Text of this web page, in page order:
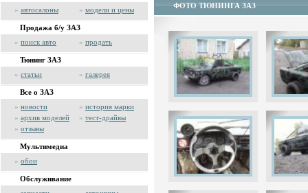
» автосалоны » модели и цены
Продажа б/у ЗАЗ
» поиск авто » продать
Тюнинг ЗАЗ
» статьи » галерея
Все о ЗАЗ
» новости » история марки
» архив моделей » тест-драйвы
» отзывы
Мультимедиа
» обои
Обслуживание
ФОТО ТЮНИНГА ЗАЗ